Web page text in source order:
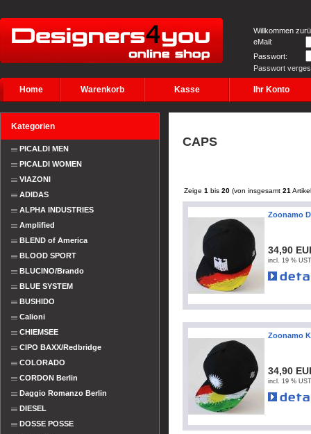
Willkommen
eMail:
Passwort:
Passwort
Home Warenkorb Kasse Ihr Konto
Kategorien
PICALDI MEN
PICALDI WOMEN
VIAZONI
ADIDAS
ALPHA INDUSTRIES
Amplified
BLEND of America
BLOOD SPORT
BLUCINO/Brando
BLUE SYSTEM
BUSHIDO
Calioni
CHIEMSEE
CIPO BAXX/Redbridge
COLORADO
CORDON Berlin
Daggio Romanzo Berlin
DIESEL
DOSSE POSSE
CAPS
Zeige 1 bis 20 (von insgesamt 21
Zoonamo
34,90
incl. 19 %
Zoonamo
34,90
incl. 19 %